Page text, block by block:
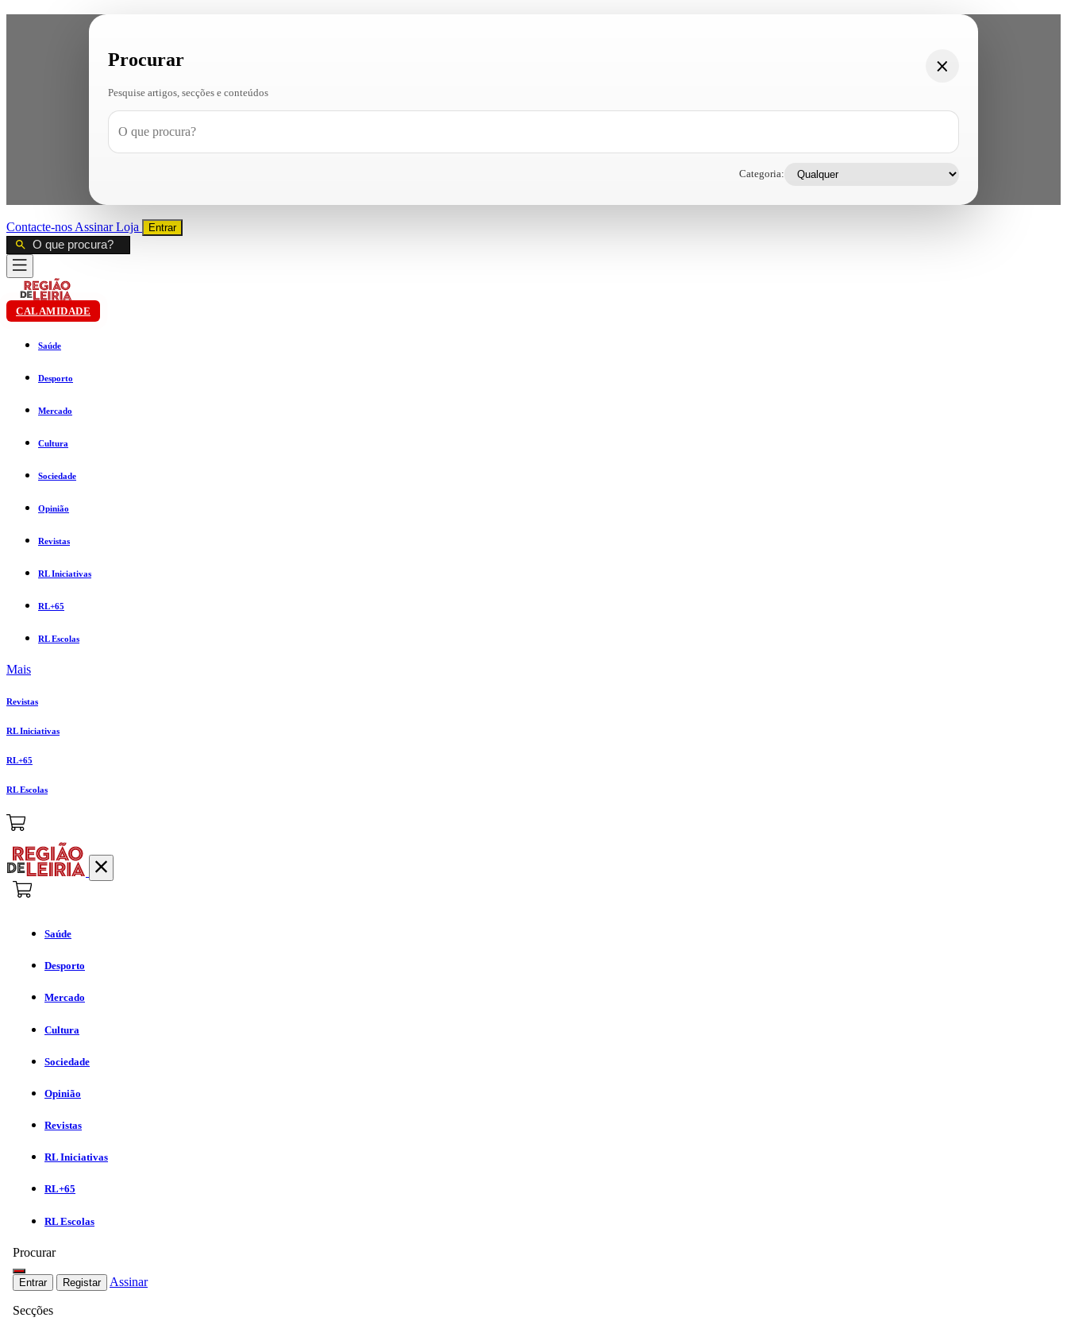
Procurar
Pesquise artigos, secções e conteúdos
Categoria:
Contacte-nos AssinarLoja Entrar
CALAMIDADE
Saúde
Desporto
Mercado
Cultura
Sociedade
Opinião
Revistas
RL Iniciativas
RL+65
RL Escolas
Mais
Revistas
RL Iniciativas
RL+65
RL Escolas
Saúde
Desporto
Mercado
Cultura
Sociedade
Opinião
Revistas
RL Iniciativas
RL+65
RL Escolas
Procurar
Entrar Registar Assinar
Secções